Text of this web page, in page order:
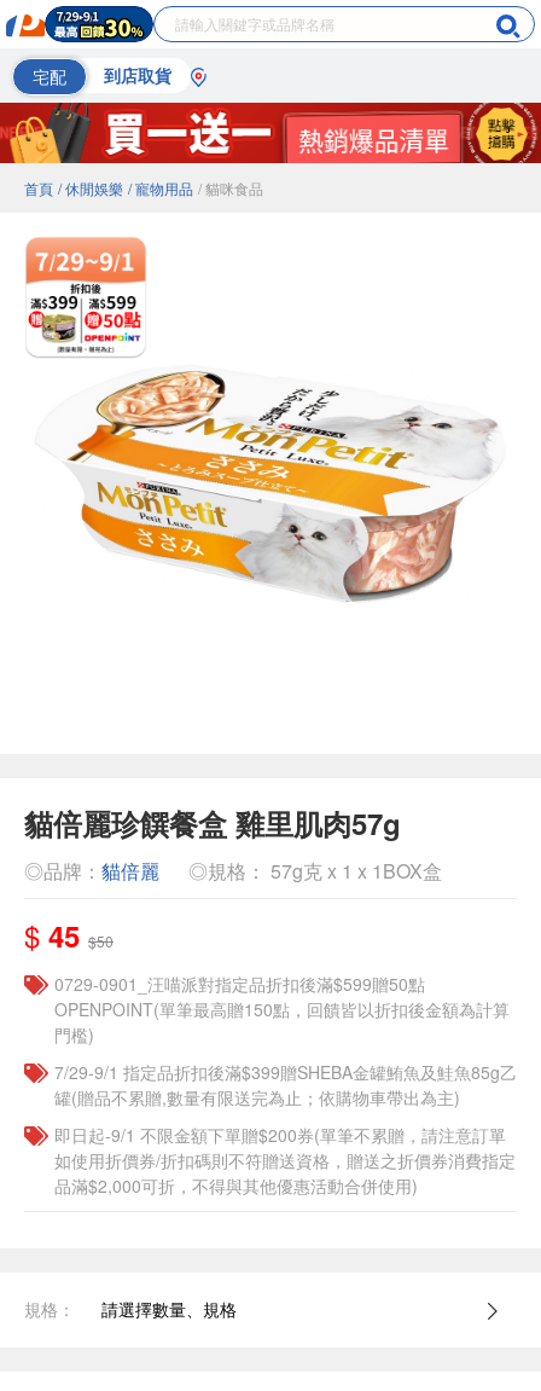
宅配 到店取貨
首頁 / 休閒娛樂 / 寵物用品 / 貓咪食品
貓倍麗珍饌餐盒 雞里肌肉57g
◎品牌： 貓倍麗 ◎規格： 57g克 x 1 x 1BOX盒
$ 45 $50
0729-0901_汪喵派對指定品折扣後滿$599贈50點
OPENPOINT(單筆最高贈150點，回饋皆以折扣後金額為計算
門檻)
7/29-9/1 指定品折扣後滿$399贈SHEBA金罐鮪魚及鮭魚85g乙
罐(贈品不累贈,數量有限送完為止；依購物車帶出為主)
即日起-9/1 不限金額下單贈$200券(單筆不累贈，請注意訂單
如使用折價券/折扣碼則不符贈送資格，贈送之折價券消費指定
品滿$2,000可折，不得與其他優惠活動合併使用)
規格： 請選擇數量、規格